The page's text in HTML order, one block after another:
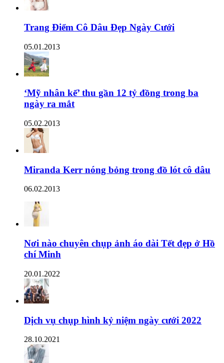
Trang Điểm Cô Dâu Đẹp Ngày Cưới
05.01.2013
‘Mỹ nhân kế’ thu gần 12 tỷ đồng trong ba
ngày ra mắt
05.02.2013
Miranda Kerr nóng bỏng trong đồ lót cô dâu
06.02.2013
Nơi nào chuyên chụp ảnh áo dài Tết đẹp ở Hồ
chí Minh
20.01.2022
Dịch vụ chụp hình kỷ niệm ngày cưới 2022
28.10.2021